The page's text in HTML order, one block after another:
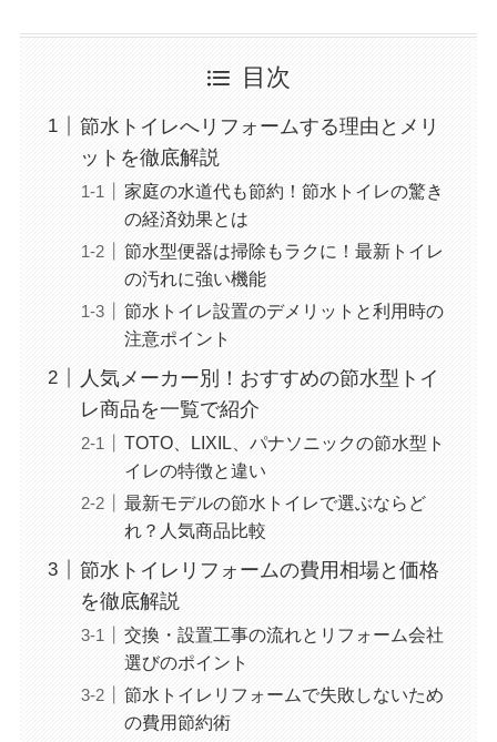
目次
節水トイレへリフォームする理由とメリ
ットを徹底解説
家庭の水道代も節約！節水トイレの驚き
の経済効果とは
節水型便器は掃除もラクに！最新トイレ
の汚れに強い機能
節水トイレ設置のデメリットと利用時の
注意ポイント
人気メーカー別！おすすめの節水型トイ
レ商品を一覧で紹介
TOTO、LIXIL、パナソニックの節水型ト
イレの特徴と違い
最新モデルの節水トイレで選ぶならど
れ？人気商品比較
節水トイレリフォームの費用相場と価格
を徹底解説
交換・設置工事の流れとリフォーム会社
選びのポイント
節水トイレリフォームで失敗しないため
の費用節約術